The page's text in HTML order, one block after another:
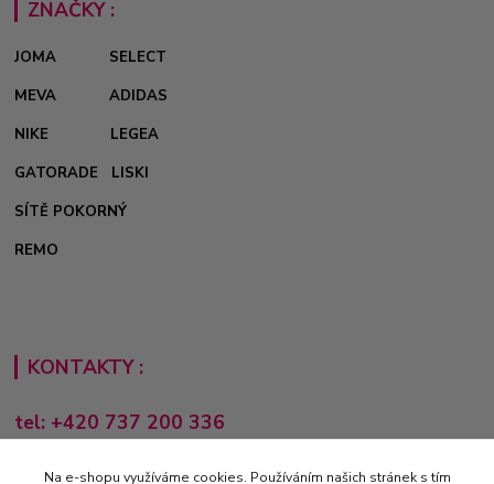
ZNAČKY :
JOMA
SELECT
MEVA
ADIDAS
NIKE
LEGEA
GATORADE
LISKI
SÍTĚ POKORNÝ
REMO
KONTAKTY :
tel: +420 737 200 336
Pondělí-Pátek: 8 - 17 hodin
Na e-shopu využíváme cookies. Používáním našich stránek s tím